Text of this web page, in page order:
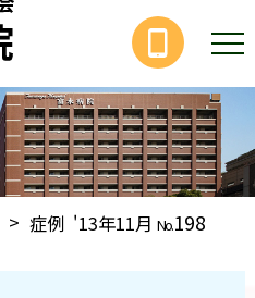
> 症例 '13年11月 No.198